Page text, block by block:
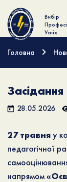
Вибір
Успіх
Головна
28.05.2026
27 травня у
педагогічної
напрямом